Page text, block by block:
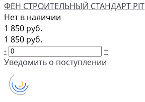
ФЕН СТРОИТЕЛЬНЫЙ СТАНДАРТ PIT
Нет в наличии
1 850 руб.
1 850 руб.
-
+
Уведомить о поступлении